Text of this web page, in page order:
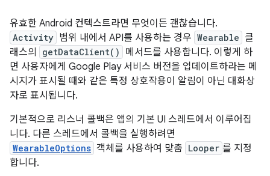
유효한 Android 컨텍스트라면 무엇이든 괜찮습니다.
Activity 범위 내에서 API를 사용하는 경우 Wearable 클
래스의
getDataClient()
메서드를 사용합니다. 이렇게 하
면 사용자에게 Google Play 서비스 버전을 업데이트하라는 메
시지가 표시될 때와 같은 특정 상호작용이 알림이 아닌 대화상
자로 표시됩니다.
기본적으로 리스너 콜백은 앱의 기본 UI 스레드에서 이루어집
니다. 다른 스레드에서 콜백을 실행하려면
WearableOptions 객체를 사용하여 맞춤 Looper 를 지정
합니다.